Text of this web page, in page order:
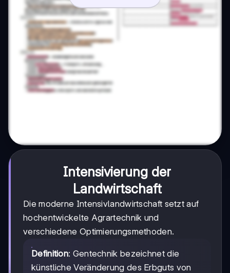
Intensivierung der
Landwirtschaft
Die moderne Intensivlandwirtschaft setzt auf
hochentwickelte Agrartechnik und
verschiedene Optimierungsmethoden.
Definition: Gentechnik bezeichnet die
künstliche Veränderung des Erbguts von